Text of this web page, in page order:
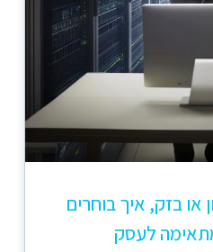
או בזק, איך בוחרים
לעסק